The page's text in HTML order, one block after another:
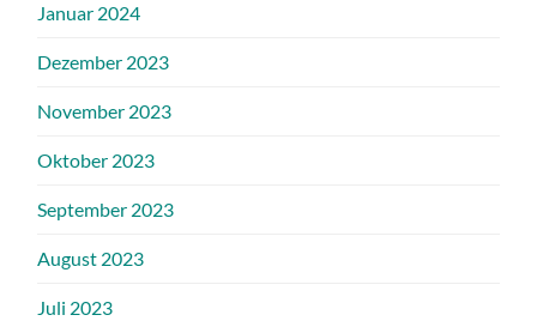
Januar 2024
Dezember 2023
November 2023
Oktober 2023
September 2023
August 2023
Juli 2023